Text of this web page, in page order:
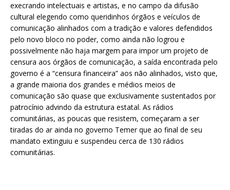
execrando intelectuais e artistas, e no campo da difusão
cultural elegendo como queridinhos órgãos e veículos de
comunicação alinhados com a tradição e valores defendidos
pelo novo bloco no poder, como ainda não logrou e
possivelmente não haja margem para impor um projeto de
censura aos órgãos de comunicação, a saída encontrada pelo
governo é a “censura financeira” aos não alinhados, visto que,
a grande maioria dos grandes e médios meios de
comunicação são quase que exclusivamente sustentados por
patrocínio advindo da estrutura estatal. As rádios
comunitárias, as poucas que resistem, começaram a ser
tiradas do ar ainda no governo Temer que ao final de seu
mandato extinguiu e suspendeu cerca de 130 rádios
comunitárias.